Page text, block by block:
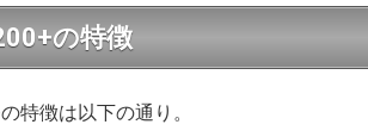
の特徴
特徴は以下の通り。